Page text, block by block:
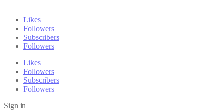
Likes
Followers
Subscribers
Followers
Likes
Followers
Subscribers
Followers
Sign in